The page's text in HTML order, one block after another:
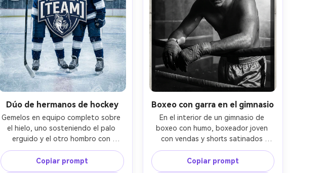
Dúo de hermanos de hockey
Gemelos en equipo completo sobre
el hielo, uno sosteniendo el palo
erguido y el otro hombro con
hombro, reflejos en visera; diseño
dúo con tipografías partidas (dos
nombres), gran escudo compartido
Copiar prompt
Boxeo con garra en el gimnasio
En el interior de un gimnasio de
boxeo con humo, boxeador joven
con vendas y shorts satinados
apoyado en las cuerdas, mirada
seria, sudor; póster en monocromo
con alto contraste más un toque de
Copiar prompt